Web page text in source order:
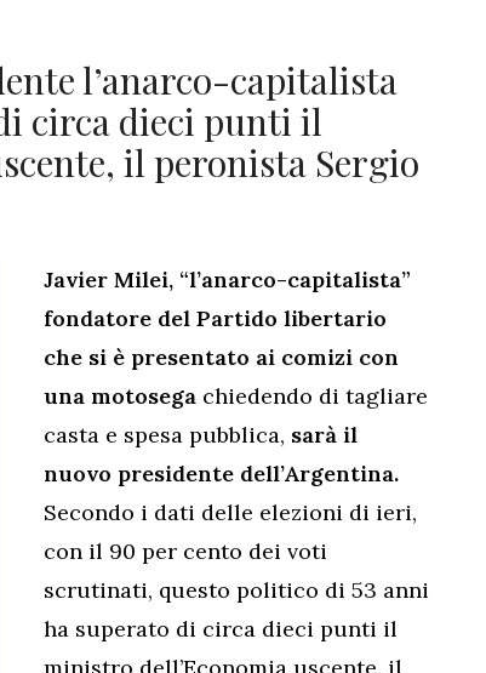
l’anarco-capitalista
circa dieci punti il
il peronista Sergio
Javier Milei, “l’anarco-capitalista”
fondatore del Partido libertario
che si è presentato ai comizi con
una motosega chiedendo di tagliare
casta e spesa pubblica, sarà il
nuovo presidente dell’Argentina.
Secondo i dati delle elezioni di ieri,
con il 90 per cento dei voti
scrutinati, questo politico di 53 anni
ha superato di circa dieci punti il